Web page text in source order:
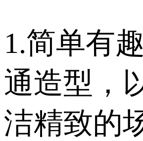
1.简单有
通造型，
洁精致的